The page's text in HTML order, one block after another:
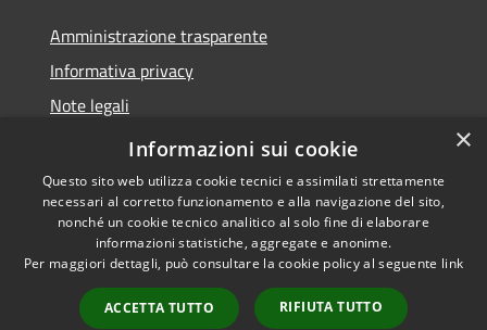
Amministrazione trasparente
Informativa privacy
Note legali
Dichiarazione di accessibilità
Accessibilità
Copyright © 2026 • Città di
Gonzaga • Powered by
Municipium•
Accesso
×
Informazioni sui cookie
Questo sito web utilizza cookie tecnici e assimilati strettamente
necessari al corretto funzionamento e alla navigazione del sito,
nonché un cookie tecnico analitico al solo fine di elaborare
informazioni statistiche, aggregate e anonime.
Per maggiori dettagli, può consultare la cookie policy al seguente link
ACCETTA TUTTO RIFIUTA TUTTO